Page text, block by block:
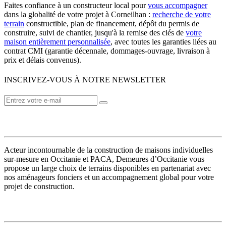
Faites confiance à un constructeur local pourvous accompagner
dans la globalité de votre projet à Corneilhan : recherche de votre
terrain constructible, plan de financement, dépôt du permis de
construire, suivi de chantier, jusqu'à la remise des clés de votre
maison entièrement personnalisée, avec toutes les garanties liées au
contrat CMI (garantie décennale, dommages-ouvrage, livraison à
prix et délais convenus).
INSCRIVEZ-VOUS À NOTRE NEWSLETTER
Acteur incontournable de la construction de maisons individuelles
sur-mesure en Occitanie et PACA, Demeures d’Occitanie vous
propose un large choix de terrains disponibles en partenariat avec
nos aménageurs fonciers et un accompagnement global pour votre
projet de construction.